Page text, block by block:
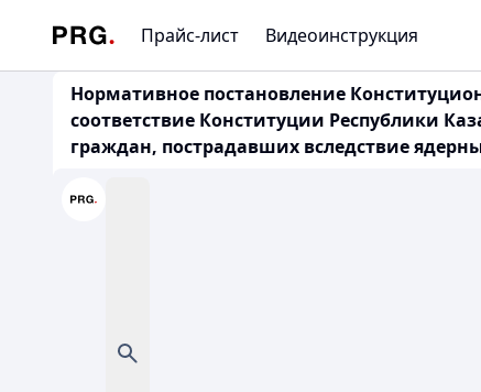
Прайс-лист Видеоинструкция
Нормативное постановление
соответствие Конституции Республики
граждан, пострадавших вследствие